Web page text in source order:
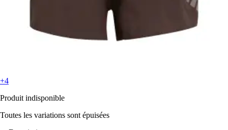
+4
Produit indisponible
Toutes les variations sont épuisées